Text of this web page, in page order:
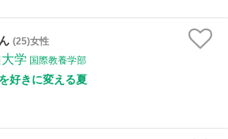
(25)女性
学 国際教養学部
好きに変える夏